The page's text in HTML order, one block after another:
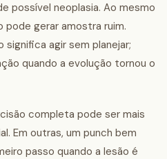
possível neoplasia. Ao mesmo
gerar amostra ruim.
significa agir sem planejar;
quando a evolução tornou o
completa pode ser mais
Em outras, um punch bem
passo quando a lesão é